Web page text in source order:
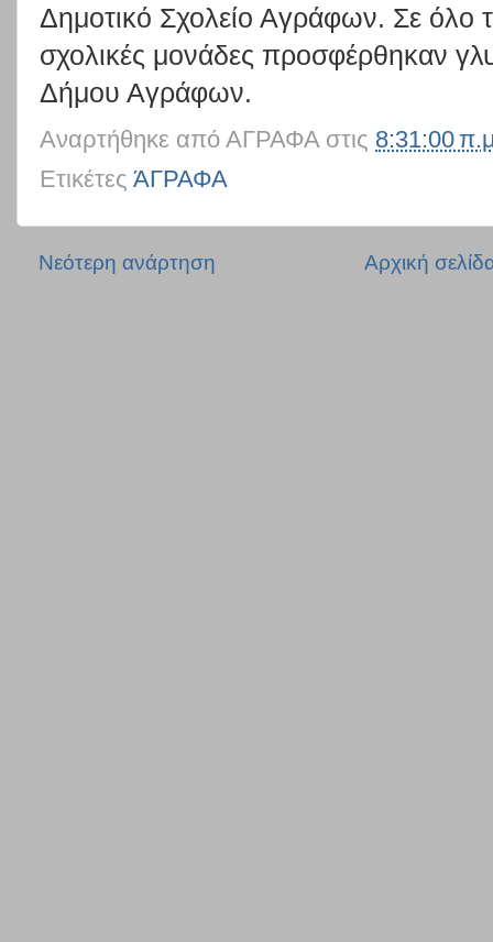
Δημοτικό Σχολείο Αγράφων. Σε όλο
σχολικές μονάδες προσφέρθηκαν
Δήμου Αγράφων.
Αναρτήθηκε από ΑΓΡΑΦΑ στις 8:31:00
Ετικέτες ΆΓΡΑΦΑ
Νεότερη ανάρτηση Αρχική